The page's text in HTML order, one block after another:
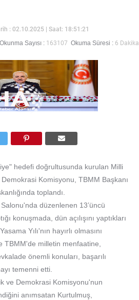
: 02.10.2025 | Saat: 18:51:21
Okunma Sayısı : 163107 Okuma Süresi : 6 Dakika
hedefi doğrultusunda kurulan Milli
Komisyonu, TBMM Başkanı
toplandı.
düzenlenen 13’üncü
konuşmada, dün açılışını yaptıkları
Yılı'nın hayırlı olmasını
TBMM'de milletin menfaatine,
önemli konuları, başarılı
temenni etti.
ve Demokrasi Komisyonu'nun
anımsatan Kurtulmuş,